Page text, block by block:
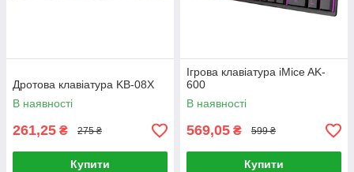
Дротова клавіатура KB-08X
В наявності
261,25 ₴ 275 ₴
Купити
Ігрова клавіатура iMice AK-
600
В наявності
569,05 ₴ 599 ₴
Купити